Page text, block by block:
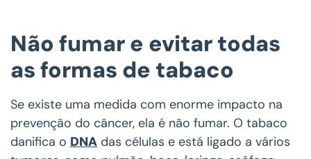
Não fumar e evitar todas
as formas de tabaco
Se existe uma medida com enorme impacto na
prevenção do câncer, ela é não fumar. O tabaco
danifica o DNA das células e está ligado a vários